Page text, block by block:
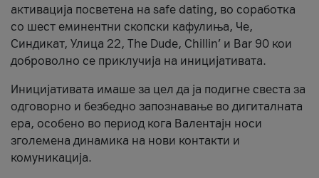
активација посветена на safe dating, во соработка
со шест еминентни скопски кафулиња, Че,
Синдикат, Улица 22, The Dude, Chillin’ и Bar 90 кои
доброволно се приклучија на иницијативата.
Иницијативата имаше за цел да ја подигне свеста за
одговорно и безбедно запознавање во дигиталната
ера, особено во период кога Валентајн носи
зголемена динамика на нови контакти и
комуникација.